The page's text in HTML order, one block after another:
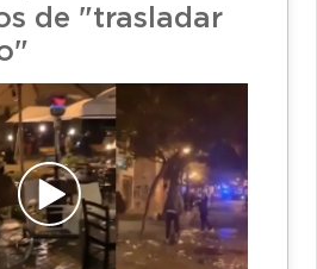
de "trasladar